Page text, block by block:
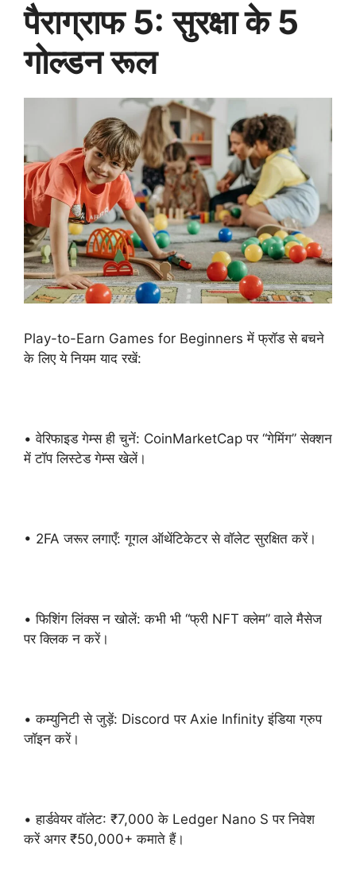
पैराग्राफ 5: सुरक्षा के 5
गोल्डन रूल
Play-to-Earn Games for Beginners में फ्रॉड से बचने
के लिए ये नियम याद रखें:
• वेरिफाइड गेम्स ही चुनें: CoinMarketCap पर “गेमिंग” सेक्शन
में टॉप लिस्टेड गेम्स खेलें।
• 2FA जरूर लगाएँ: गूगल ऑथेंटिकेटर से वॉलेट सुरक्षित करें।
• फिशिंग लिंक्स न खोलें: कभी भी “फ्री NFT क्लेम” वाले मैसेज
पर क्लिक न करें।
• कम्युनिटी से जुड़ें: Discord पर Axie Infinity इंडिया ग्रुप
जॉइन करें।
• हार्डवेयर वॉलेट: ₹7,000 के Ledger Nano S पर निवेश
करें अगर ₹50,000+ कमाते हैं।